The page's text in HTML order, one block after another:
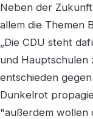
Neben der
allem die Themen
„Die CDU steht
und Hauptschulen
entschieden
Dunkelrot
"außerdem wollen